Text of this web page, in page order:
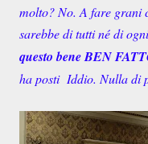
molto? No. A fare grani
sarebbe di tutti né di
questo bene BEN
ha posti Iddio. Nulla di